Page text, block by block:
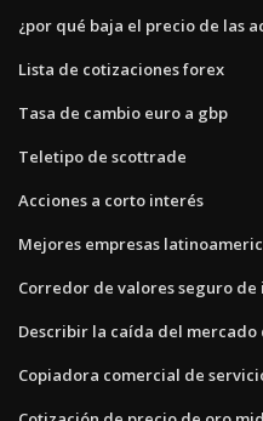
¿por qué baja el precio de las
Lista de cotizaciones forex
Tasa de cambio euro a gbp
Teletipo de scottrade
Acciones a corto interés
Mejores empresas
Corredor de valores seguro
Describir la caída del mercado
Copiadora comercial de